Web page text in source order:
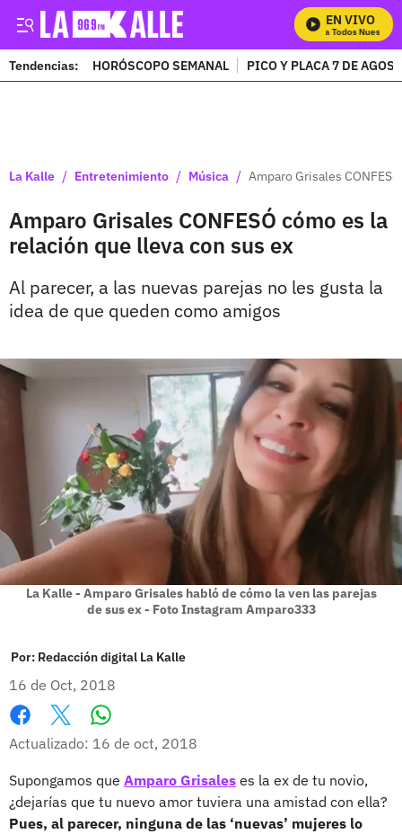
EN VIVO
Mira Todos Nuestros
Tendencias: HORÓSCOPO SEMANAL PICO Y PLACA 7 DE
La Kalle / Entretenimiento / Música / Amparo Grisales
Amparo Grisales CONFESÓ cómo es la
relación que lleva con sus ex
Al parecer, a las nuevas parejas no les gusta la
idea de que queden como amigos
La Kalle - Amparo Grisales habló de cómo la ven las parejas
de sus ex - Foto Instagram Amparo333
Por: Redacción digital La Kalle
16 de Oct, 2018
Facebook
X
Actualizado: 16 de oct, 2018
Supongamos que Amparo Grisales es la ex de tu novio,
¿dejarías que tu nuevo amor tuviera una amistad con ella?
Pues, al parecer, ninguna de las ‘nuevas’ mujeres lo